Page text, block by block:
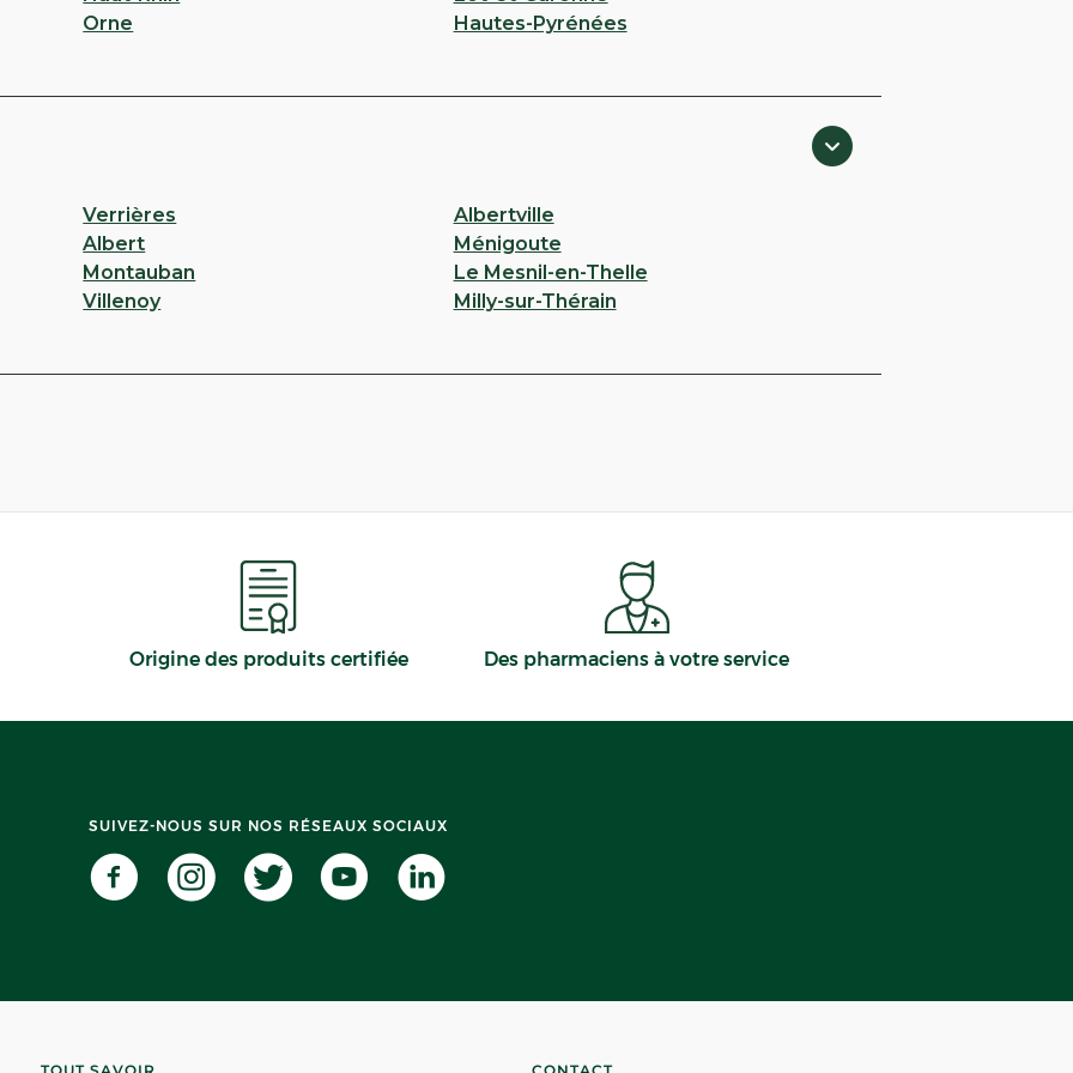
95100 Argenteuil
Les Bains
Orne Hautes-Pyrénées
Verrières
Albertville
Albert
Ménigoute
Montauban
Le Mesnil-en-Thelle
Villenoy Milly-sur-Thérain
Origine des produits certifiée Des pharmaciens à votre service
SUIVEZ-NOUS SUR NOS RÉSEAUX SOCIAUX